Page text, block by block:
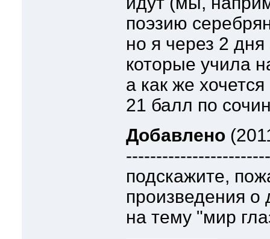
поэзию
но я через 2
которые учила
а как же
21 балл по
Добавлено
подскажите,
произведения о
на тему "мир